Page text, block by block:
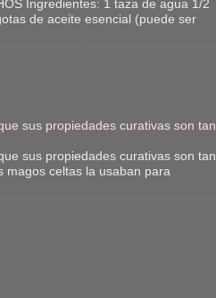
Ingredientes: 1 taza de agua 1/2
de aceite esencial (puede ser
sus propiedades curativas son tan
sus propiedades curativas son tan
magos celtas la usaban para